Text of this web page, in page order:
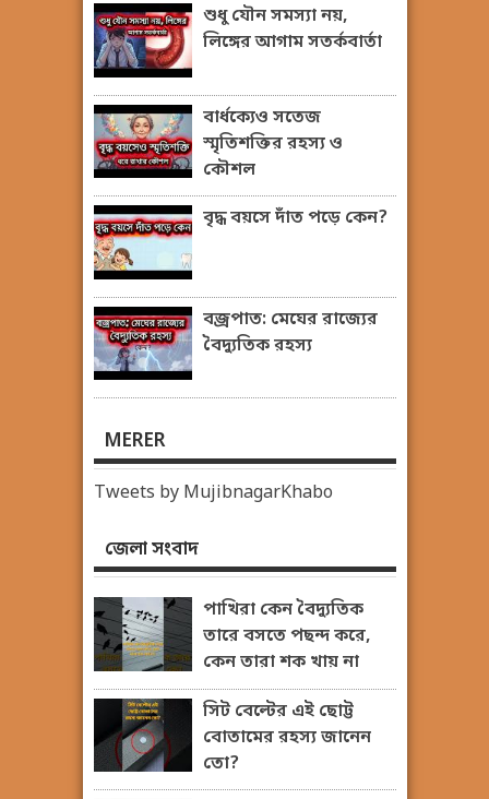
শুধু যৌন সমস্যা নয়,
লিঙ্গের আগাম সতর্কবার্তা
বার্ধক্যেও সতেজ
স্মৃতিশক্তির রহস্য ও
কৌশল
বৃদ্ধ বয়সে দাঁত পড়ে কেন?
বজ্রপাত: মেঘের রাজ্যের
বৈদ্যুতিক রহস্য
MERER
Tweets by MujibnagarKhabo
জেলা সংবাদ
পাখিরা কেন বৈদ্যুতিক
তারে বসতে পছন্দ করে,
কেন তারা শক খায় না
সিট বেল্টের এই ছোট্ট
বোতামের রহস্য জানেন
তো?